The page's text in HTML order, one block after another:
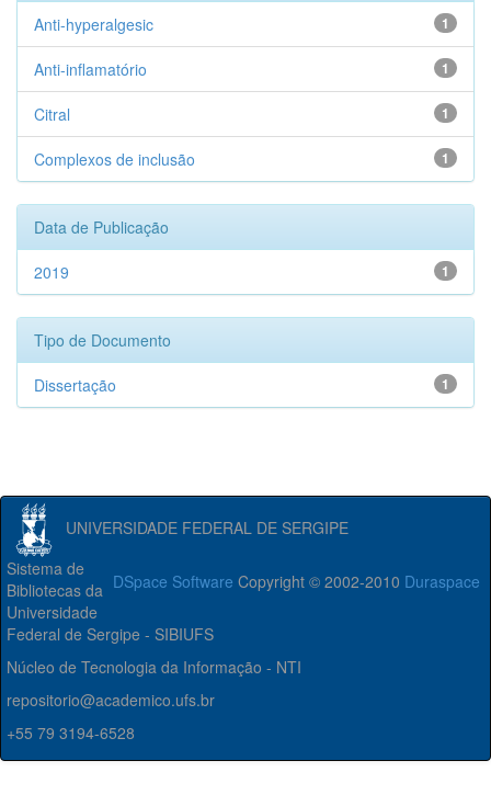
1
Anti-hyperalgesic
1
Anti-inflamatório
1
Citral
1
Complexos de inclusão
Data de Publicação
1
2019
Tipo de Documento
1
Dissertação
UNIVERSIDADE FEDERAL DE SERGIPE
DSpace Software Copyright © 2002-2010 Duraspace
Sistema de
Bibliotecas da
Universidade
Federal de Sergipe - SIBIUFS
Núcleo de Tecnologia da Informação - NTI
repositorio@academico.ufs.br
+55 79 3194-6528